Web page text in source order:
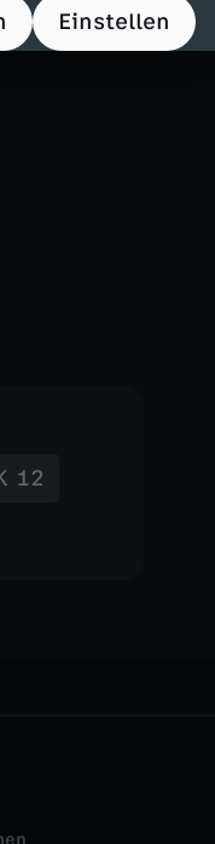
Einstellen
12